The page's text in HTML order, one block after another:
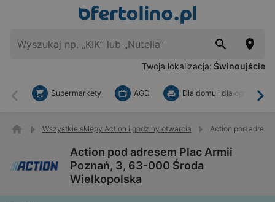
Twoja lokalizacja: Świnoujście
Wstecz
Supermarkety AGD Dla domu i dla ogrodu
Wszystkie sklepy Action i godziny otwarcia Action pod
Action pod adresem Plac Armii
Poznań, 3, 63-000 Środa
Wielkopolska